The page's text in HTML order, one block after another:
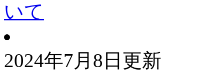
いて
2024年7月8日更新